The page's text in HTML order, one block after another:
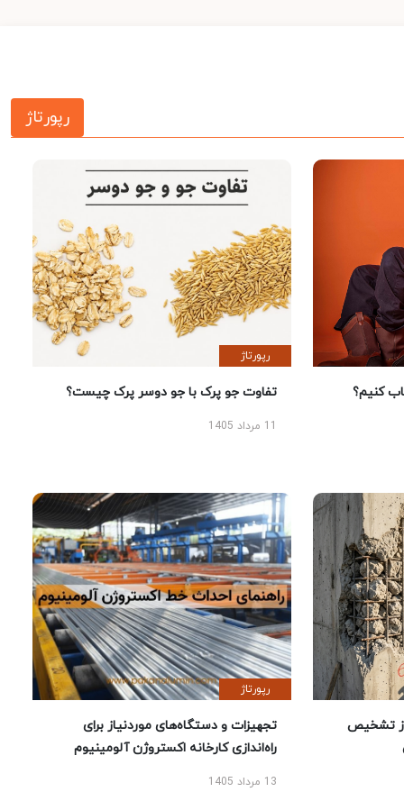
رپورتاژ
کنیم؟
رپورتاژ
تفاوت جو پرک با جو دوسر پرک چیست؟
تشخیص
رپورتاژ
تجهیزات و دستگاه‌های موردنیاز برای
راه‌اندازی کارخانه اکستروژن آلومینیوم
13 مرداد 1405